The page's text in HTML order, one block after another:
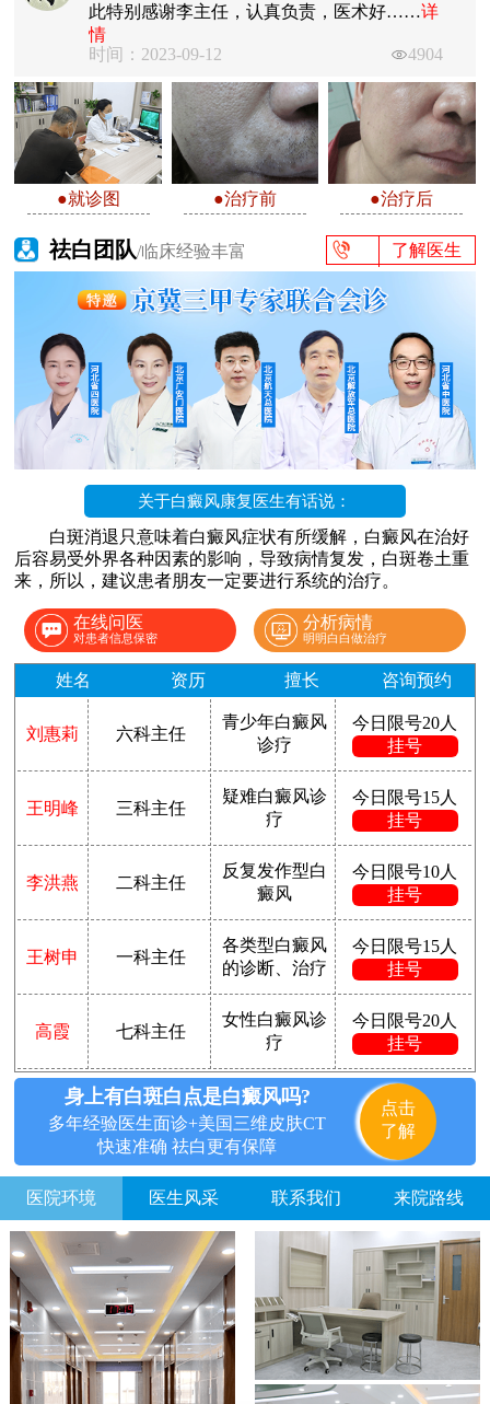
此特别感谢李主任，认真负责，医术好……详
情
时间：2023-09-12
4904
●就诊图 ●治疗前 ●治疗后
祛白团队/临床经验丰富 了解医生
关于白癜风康复医生有话说：
白斑消退只意味着白癜风症状有所缓解，白癜风在治好
后容易受外界各种因素的影响，导致病情复发，白斑卷土重
来，所以，建议患者朋友一定要进行系统的治疗。
在线问医
对患者信息保密
分析病情
明明白白做治疗
姓名 资历 擅长 咨询预约
刘惠莉 六科主任
青少年白癜风
诊疗
今日限号20人
挂号
王明峰 三科主任
疑难白癜风诊
疗
今日限号15人
挂号
李洪燕 二科主任
反复发作型白
癜风
今日限号10人
挂号
王树申 一科主任
各类型白癜风
的诊断、治疗
今日限号15人
挂号
高霞 七科主任
女性白癜风诊
疗
今日限号20人
挂号
身上有白斑白点是白癜风吗?
多年经验医生面诊+美国三维皮肤CT
快速准确 祛白更有保障
点击
了解
医院环境 医生风采 联系我们 来院路线